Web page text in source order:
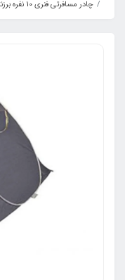
چادر مسافرتی فنری 10 نفره برزنتی کمپینگ